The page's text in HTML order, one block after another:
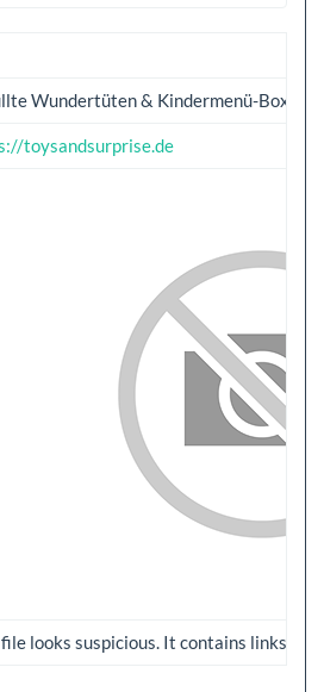
Wundertüten & Kindermenü-Boxen
toysandsurprise.de
looks suspicious. It contains links